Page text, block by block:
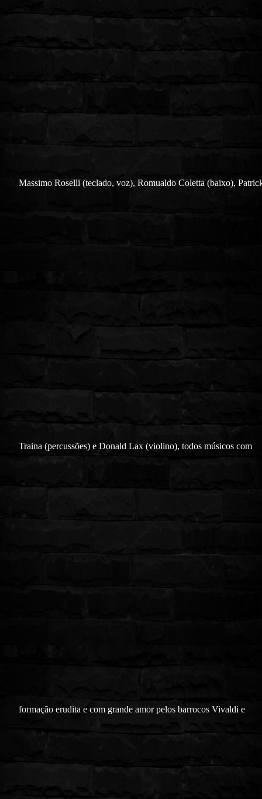
Massimo Roselli (teclado, voz), Romualdo Coletta (baixo),
Traina (percussões) e Donald Lax (violino), todos músicos com
formação erudita e com grande amor pelos barrocos Vivaldi e